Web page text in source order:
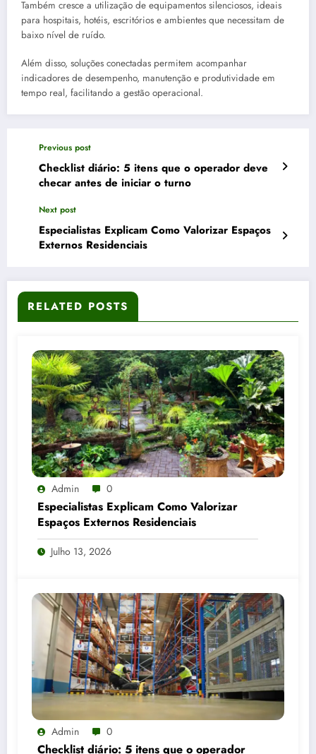
Também cresce a utilização de equipamentos silenciosos, ideais
para hospitais, hotéis, escritórios e ambientes que necessitam de
baixo nível de ruído.
Além disso, soluções conectadas permitem acompanhar
indicadores de desempenho, manutenção e produtividade em
tempo real, facilitando a gestão operacional.
Previous post
Checklist diário: 5 itens que o operador deve
checar antes de iniciar o turno
Next post
Especialistas Explicam Como Valorizar Espaços
Externos Residenciais
RELATED POSTS
Admin 0
Especialistas Explicam Como Valorizar
Espaços Externos Residenciais
Julho 13, 2026
Admin 0
Checklist diário: 5 itens que o operador